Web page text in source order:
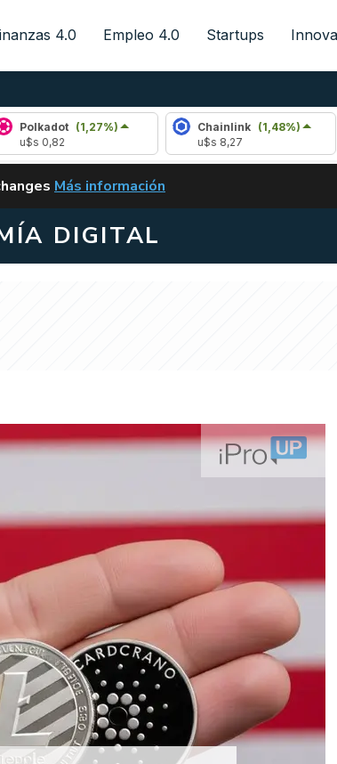
4.0 Empleo 4.0 Startups
(1,27%)
Chainlink
(1,48%)
CLARITY ACT EN ARGENTINA: IMPACTO
Más información
DIGITAL